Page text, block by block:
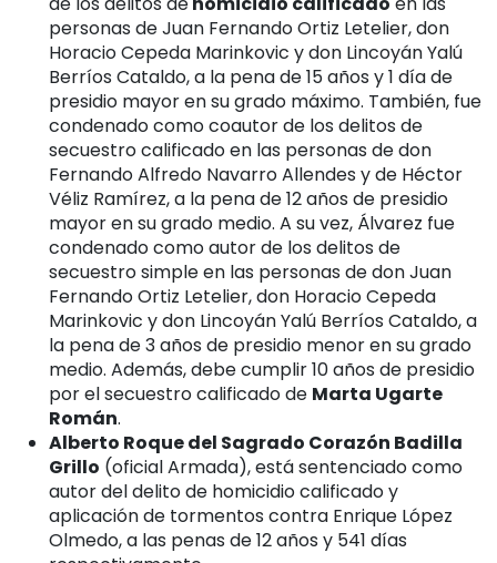
personas de Juan Fernando Ortiz Letelier, don
Horacio Cepeda Marinkovic y don Lincoyán Yalú
Berríos Cataldo, a la pena de 15 años y 1 día de
presidio mayor en su grado máximo. También, fue
condenado como coautor de los delitos de
secuestro calificado en las personas de don
Fernando Alfredo Navarro Allendes y de Héctor
Véliz Ramírez, a la pena de 12 años de presidio
mayor en su grado medio. A su vez, Álvarez fue
condenado como autor de los delitos de
secuestro simple en las personas de don Juan
Fernando Ortiz Letelier, don Horacio Cepeda
Marinkovic y don Lincoyán Yalú Berríos Cataldo, a
la pena de 3 años de presidio menor en su grado
medio. Además, debe cumplir 10 años de presidio
por el secuestro calificado de Marta Ugarte
Román.
Alberto Roque del Sagrado Corazón Badilla
Grillo (oficial Armada), está sentenciado como
autor del delito de homicidio calificado y
aplicación de tormentos contra Enrique López
Olmedo, a las penas de 12 años y 541 días